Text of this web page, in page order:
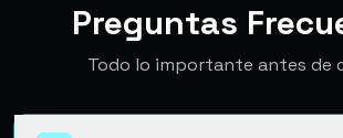
Preguntas
Todo lo importante antes de